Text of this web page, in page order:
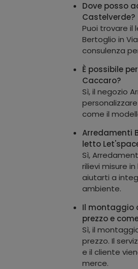
Dove posso
Castelverde?
Puoi trovare il
Bertoglio in
consulenza
È possibile
Caccaro?
Sì, il negozio
come il
Arredamenti
letto
Sì,
rilievi misure
aiutarti a
ambiente.
Il montaggio
prezzo e
Sì, il
prezzo. Il
e il cliente
merce.